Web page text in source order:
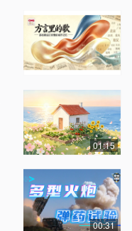
01:15
00:31